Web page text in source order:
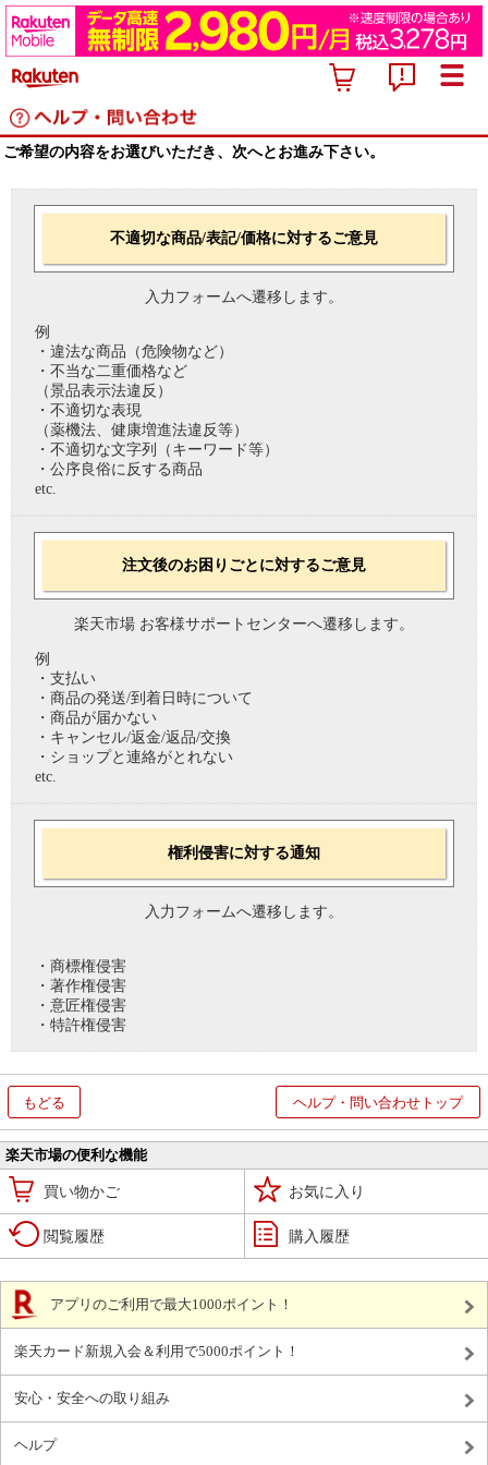
ご希望の内容をお選びいただき、次へとお進み下さい。
不適切な商品/表記/価格に対するご意見
入力フォームへ遷移します。
例
・違法な商品（危険物など）
・不当な二重価格など
（景品表示法違反）
・不適切な表現
（薬機法、健康増進法違反等）
・不適切な文字列（キーワード等）
・公序良俗に反する商品
etc.
注文後のお困りごとに対するご意見
楽天市場 お客様サポートセンターへ遷移します。
例
・支払い
・商品の発送/到着日時について
・商品が届かない
・キャンセル/返金/返品/交換
・ショップと連絡がとれない
etc.
権利侵害に対する通知
入力フォームへ遷移します。
・商標権侵害
・著作権侵害
・意匠権侵害
・特許権侵害
もどる ヘルプ・問い合わせトップ
楽天市場の便利な機能
買い物かご お気に入り
閲覧履歴 購入履歴
アプリのご利用で最大1000ポイント！
楽天カード新規入会＆利用で5000ポイント！
安心・安全への取り組み
ヘルプ